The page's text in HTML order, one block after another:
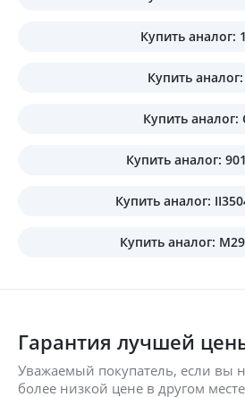
Купить аналог:
Купить
Купить аналог:
Купить аналог:
Купить аналог:
Купить аналог:
Гарантия лучшей
Уважаемый покупатель, если вы
более низкой цене в другом